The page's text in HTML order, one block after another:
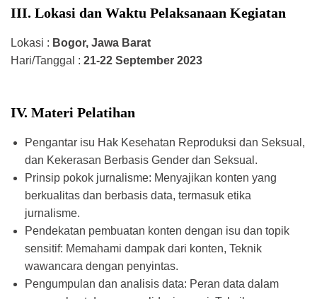
III. Lokasi dan Waktu Pelaksanaan Kegiatan
Lokasi : Bogor, Jawa Barat
Hari/Tanggal : 21-22 September 2023
IV. Materi Pelatihan
Pengantar isu Hak Kesehatan Reproduksi dan Seksual,
dan Kekerasan Berbasis Gender dan Seksual.
Prinsip pokok jurnalisme: Menyajikan konten yang
berkualitas dan berbasis data, termasuk etika
jurnalisme.
Pendekatan pembuatan konten dengan isu dan topik
sensitif: Memahami dampak dari konten, Teknik
wawancara dengan penyintas.
Pengumpulan dan analisis data: Peran data dalam